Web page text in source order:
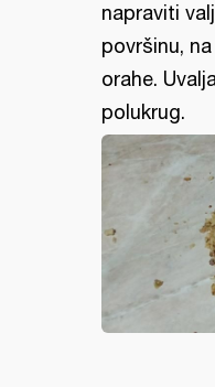
napraviti
površinu,
orahe.
polukrug.